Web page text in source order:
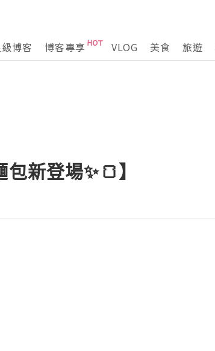
博客 博客專享 VLOG 美食 旅遊
新登場✨🍞】